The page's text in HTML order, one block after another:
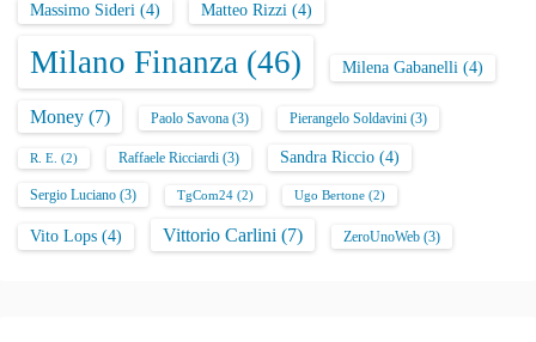
Massimo Sideri (4) Matteo Rizzi (4)
Milano Finanza (46) Milena Gabanelli (4)
Money (7) Paolo Savona (3) Pierangelo Soldavini (3)
R. E. (2) Raffaele Ricciardi (3) Sandra Riccio (4)
Sergio Luciano (3) TgCom24 (2) Ugo Bertone (2)
Vito Lops (4) Vittorio Carlini (7) ZeroUnoWeb (3)